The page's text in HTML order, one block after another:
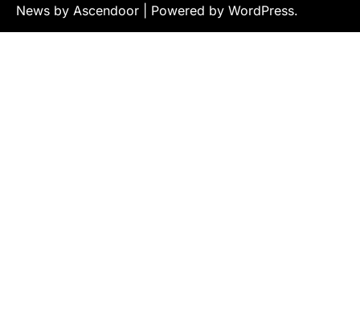
News by Ascendoor | Powered by WordPress.